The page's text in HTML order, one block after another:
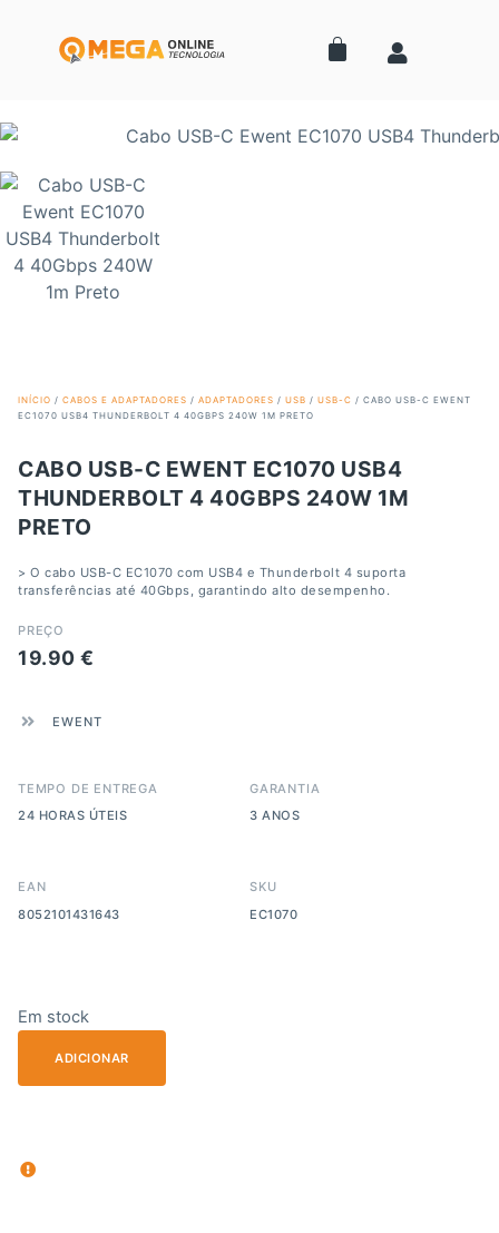
INÍCIO / CABOS E ADAPTADORES / ADAPTADORES / USB / USB-C / CABO USB-C EWENT
EC1070 USB4 THUNDERBOLT 4 40GBPS 240W 1M PRETO
CABO USB-C EWENT EC1070 USB4
THUNDERBOLT 4 40GBPS 240W 1M
PRETO
> O cabo USB-C EC1070 com USB4 e Thunderbolt 4 suporta
transferências até 40Gbps, garantindo alto desempenho.
PREÇO
19.90 €
EWENT
TEMPO DE ENTREGA
24 HORAS ÚTEIS
GARANTIA
3 ANOS
EAN
8052101431643
SKU
EC1070
Em stock
ADICIONAR